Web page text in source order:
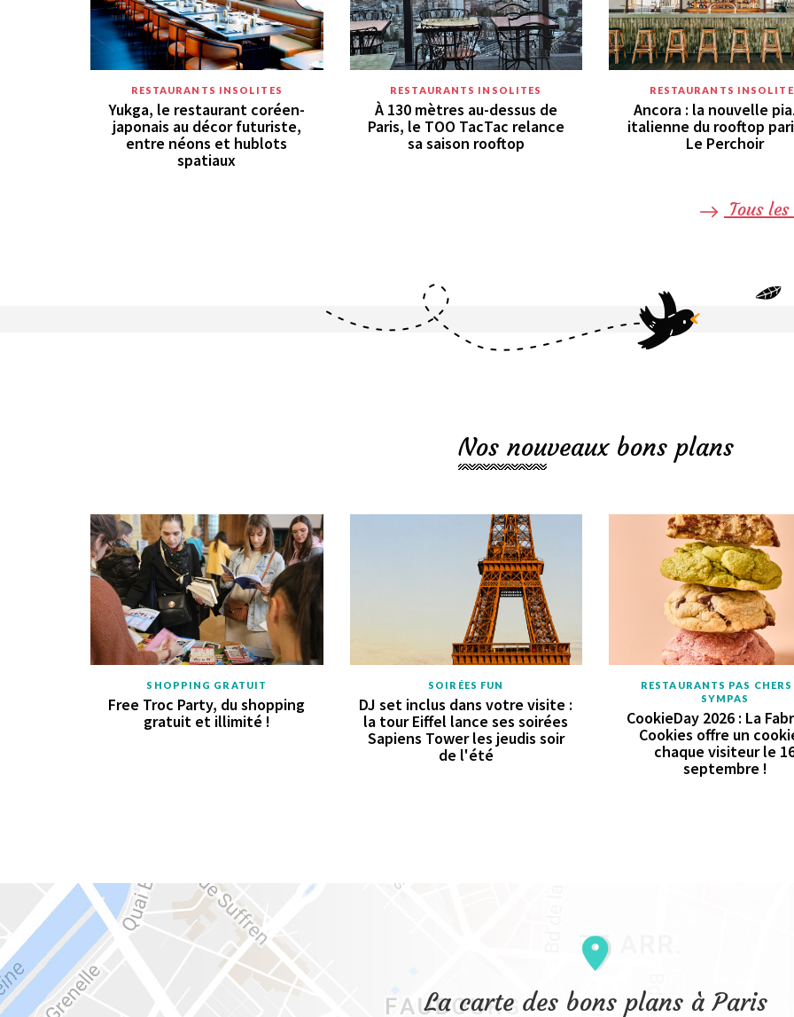
RESTAURANTS INSOLITES
Yukga, le restaurant coréen-
japonais au décor futuriste,
entre néons et hublots
spatiaux
RESTAURANTS INSOLITES
À 130 mètres au-dessus de
Paris, le TOO TacTac relance
sa saison rooftop
RESTAURANTS
Ancora : la nouvelle
italienne du rooftop
Le Perchoir
Tous
Nos nouveaux bons plans
SHOPPING GRATUIT
Free Troc Party, du shopping
gratuit et illimité !
SOIRÉES FUN
DJ set inclus dans votre visite :
la tour Eiffel lance ses soirées
Sapiens Tower les jeudis soir
de l'été
RESTAURANTS PAS CHERS
SYMPAS
CookieDay 2026 : La
Cookies offre un
chaque visiteur le
septembre !
La carte des bons plans à Paris